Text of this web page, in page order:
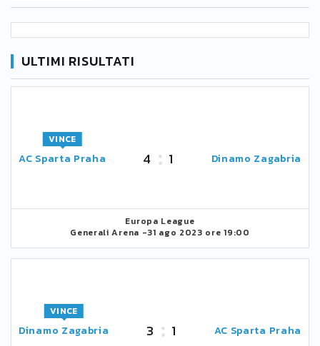
ULTIMI RISULTATI
AC Sparta Praha
VINCE
4 1 Dinamo Zagabria
Europa League
Generali Arena -31 ago 2023 ore 19:00
Dinamo Zagabria
VINCE
3 1 AC Sparta Praha